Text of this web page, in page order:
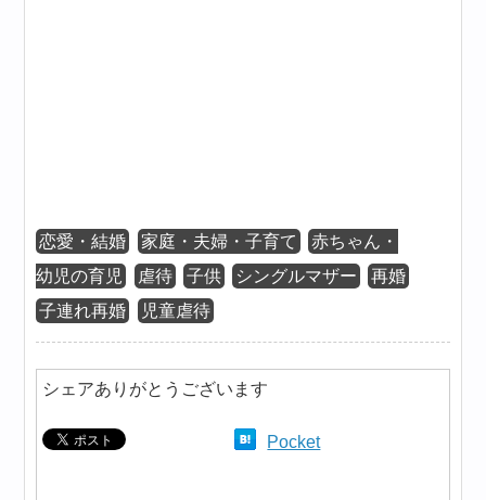
恋愛・結婚 家庭・夫婦・子育て
赤ちゃん・
幼児の育児
虐待 子供 シングルマザー
再婚
子連れ再婚
児童虐待
シェアありがとうございます
Pocket